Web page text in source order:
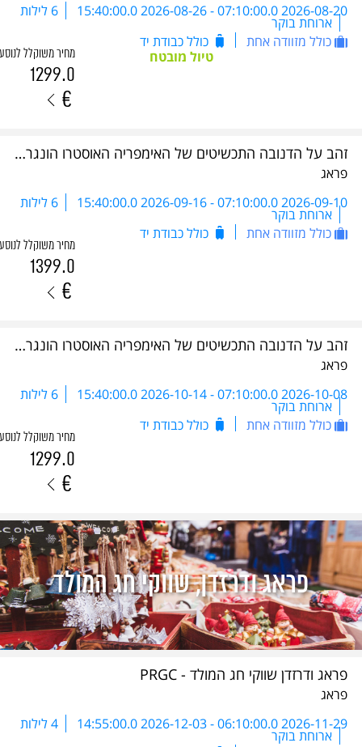
2026-08-20 07:10:00.0
- 6 לילות
ארוחת בוקר
כולל מזוודה אחת
כולל כבודת יד
טיול מובטח
מחיר משוקלל לנוסע
1299.0
€
זהב על הדנובה התכשיטים של האימפריה האוסטרו הונגרית - DBC 2026
פראג
2026-09-10 07:10:00.0
- 6 לילות
ארוחת בוקר
כולל מזוודה אחת
כולל כבודת יד
מחיר משוקלל לנוסע
1399.0
€
זהב על הדנובה התכשיטים של האימפריה האוסטרו הונגרית - DBC 2026
פראג
2026-10-08 07:10:00.0
- 6 לילות
ארוחת בוקר
כולל מזוודה אחת
כולל כבודת יד
מחיר משוקלל לנוסע
1299.0
€
פראג ודרזדן שווקי חג המולד - PRGC
פראג
2026-11-29 06:10:00.0
- 4 לילות
ארוחת בוקר